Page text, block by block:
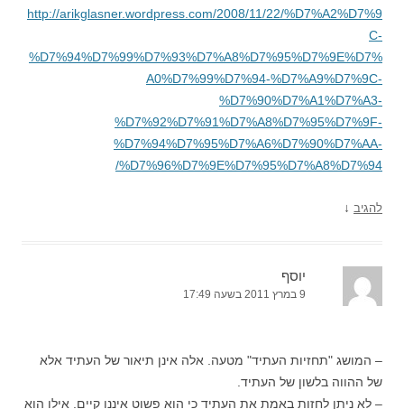
http://arikglasner.wordpress.com/2008/11/22/%D7%A2%D7%9
C-
%D7%94%D7%99%D7%93%D7%A8%D7%95%D7%9E%D7%
A0%D7%99%D7%94-%D7%A9%D7%9C-
%D7%90%D7%A1%D7%A3-
%D7%92%D7%91%D7%A8%D7%95%D7%9F-
%D7%94%D7%95%D7%A6%D7%90%D7%AA-
%D7%96%D7%9E%D7%95%D7%A8%D7%94/
להגיב ↓
יוסף
9 במרץ 2011 בשעה 17:49
– המושג "תחזיות העתיד" מטעה. אלה אינן תיאור של העתיד אלא
של ההווה בלשון של העתיד.
– לא ניתן לחזות באמת את העתיד כי הוא פשוט איננו קיים. אילו הוא